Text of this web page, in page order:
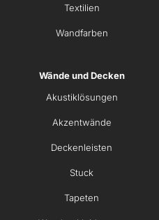
Textilien
Wandfarben
Wände und Decken
Akustiklösungen
Akzentwände
Deckenleisten
Stuck
Tapeten